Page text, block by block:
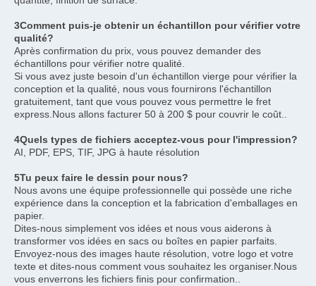
3Comment puis-je obtenir un échantillon pour vérifier votre
qualité?
Après confirmation du prix, vous pouvez demander des
échantillons pour vérifier notre qualité.
Si vous avez juste besoin d'un échantillon vierge pour vérifier la
conception et la qualité, nous vous fournirons l'échantillon
gratuitement, tant que vous pouvez vous permettre le fret
express.Nous allons facturer 50 à 200 $ pour couvrir le coût..
4Quels types de fichiers acceptez-vous pour l'impression?
AI, PDF, EPS, TIF, JPG à haute résolution
5Tu peux faire le dessin pour nous?
Nous avons une équipe professionnelle qui possède une riche
expérience dans la conception et la fabrication d'emballages en
papier.
Dites-nous simplement vos idées et nous vous aiderons à
transformer vos idées en sacs ou boîtes en papier parfaits.
Envoyez-nous des images haute résolution, votre logo et votre
texte et dites-nous comment vous souhaitez les organiser.Nous
vous enverrons les fichiers finis pour confirmation..